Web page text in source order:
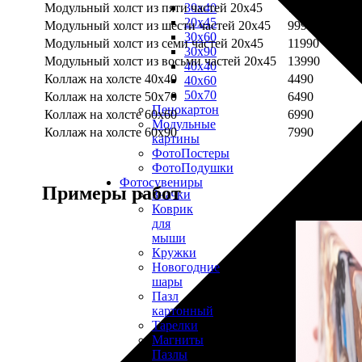
30х40
20х45
30х60
30х90
40х40
40х60
50х70
Пенокартон
Модульные
картины
ФотоПостеры
ФотоПодушки
Фотоcувениры
Значки
Коврик
для
мыши
Кружки
Новогодние
шары
Пазл
картонный
Тарелки
Магниты
Пазлы
Модульный холст из пяти частей 20х45
7990
Модульный холст из шести частей 20х45
9990
Модульный холст из семи частей 20х45
11990
Модульный холст из восьми частей 20х45
13990
Коллаж на холсте 40х40
4490
Коллаж на холсте 50х70
6490
Коллаж на холсте 60х60
6990
Коллаж на холсте 60х90
7990
Примеры работ